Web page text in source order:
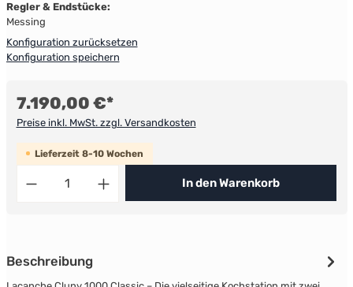
Regler & Endstücke:
Messing
Konfiguration zurücksetzen
Konfiguration speichern
7.190,00 €*
Preise inkl. MwSt. zzgl. Versandkosten
Lieferzeit 8-10 Wochen
Produkt Anzahl: Gib den gewünschten Wert ein
In den Warenkorb
Beschreibung